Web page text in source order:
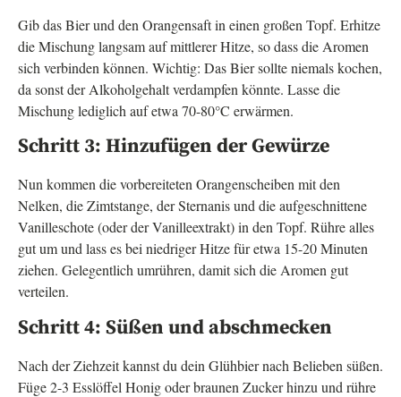
Gib das Bier und den Orangensaft in einen großen Topf. Erhitze
die Mischung langsam auf mittlerer Hitze, so dass die Aromen
sich verbinden können. Wichtig: Das Bier sollte niemals kochen,
da sonst der Alkoholgehalt verdampfen könnte. Lasse die
Mischung lediglich auf etwa 70-80°C erwärmen.
Schritt 3: Hinzufügen der Gewürze
Nun kommen die vorbereiteten Orangenscheiben mit den
Nelken, die Zimtstange, der Sternanis und die aufgeschnittene
Vanilleschote (oder der Vanilleextrakt) in den Topf. Rühre alles
gut um und lass es bei niedriger Hitze für etwa 15-20 Minuten
ziehen. Gelegentlich umrühren, damit sich die Aromen gut
verteilen.
Schritt 4: Süßen und abschmecken
Nach der Ziehzeit kannst du dein Glühbier nach Belieben süßen.
Füge 2-3 Esslöffel Honig oder braunen Zucker hinzu und rühre